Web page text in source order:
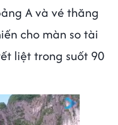
A và vé thăng
cho màn so tài
liệt trong suốt 90